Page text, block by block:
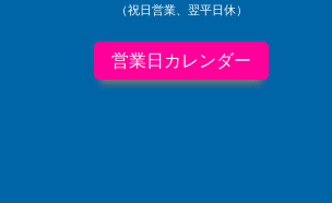
（祝日営業、翌平日休）
営業日カレンダー